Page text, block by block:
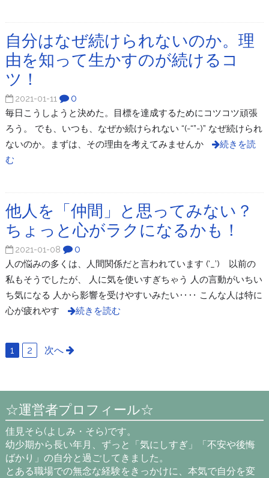
自分はなぜ続けられないのか。理
由を知って生かすのが続けるコ
ツ！
2021-01-11 0
毎日こうしようと決めた。目標を達成するためにコツコツ頑張
ろう。 でも、いつも、なぜか続けられない “(-“”-)” なぜ続けられ
ないのか。まずは、その理由を考えてみませんか
続きを読
む
他人を「仲間」と思ってみない？
ちょっと心がラクになるかも！
2021-01-08 0
人の悩みの多くは、人間関係だと言われています (‘_’) 以前の
私もそうでしたが、 人に気を使いすぎちゃう 人の言動がいちい
ち気になる 人から影響を受けやすいみたい‥‥ こんな人は特に
心が疲れやす
続きを読む
1 2 次へ
☆運営者プロフィール☆
佳見そら(よしみ・そら)です。
幼少期から長い年月、ずっと「気にしすぎ」「不安や後悔
ばかり」の自分と過ごしてきました。
とある職場での無念な経験をきっかけに、本気で自分を変